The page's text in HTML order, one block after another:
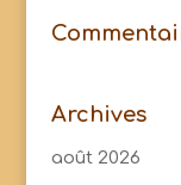
Archives
août 2026